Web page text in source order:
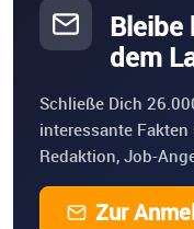
Bleibe
dem
Schließe Dich
interessante
Redaktion, Job-
Zur